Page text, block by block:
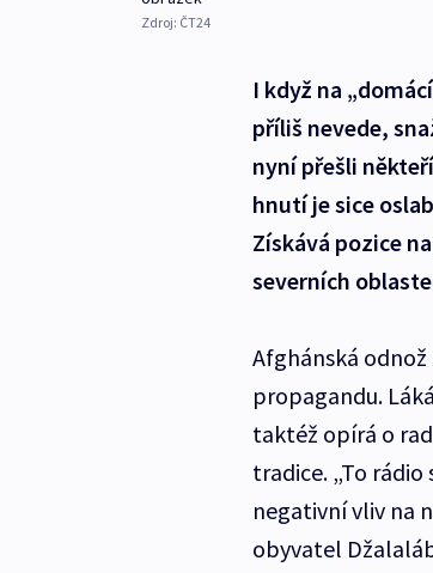
Zdroj: ČT24
I když na
příliš nevede,
nyní přešli
hnutí je sice
Získává pozice
severních
Afghánská
propagandu.
taktéž opírá o
tradice. „To
negativní vliv na
obyvatel